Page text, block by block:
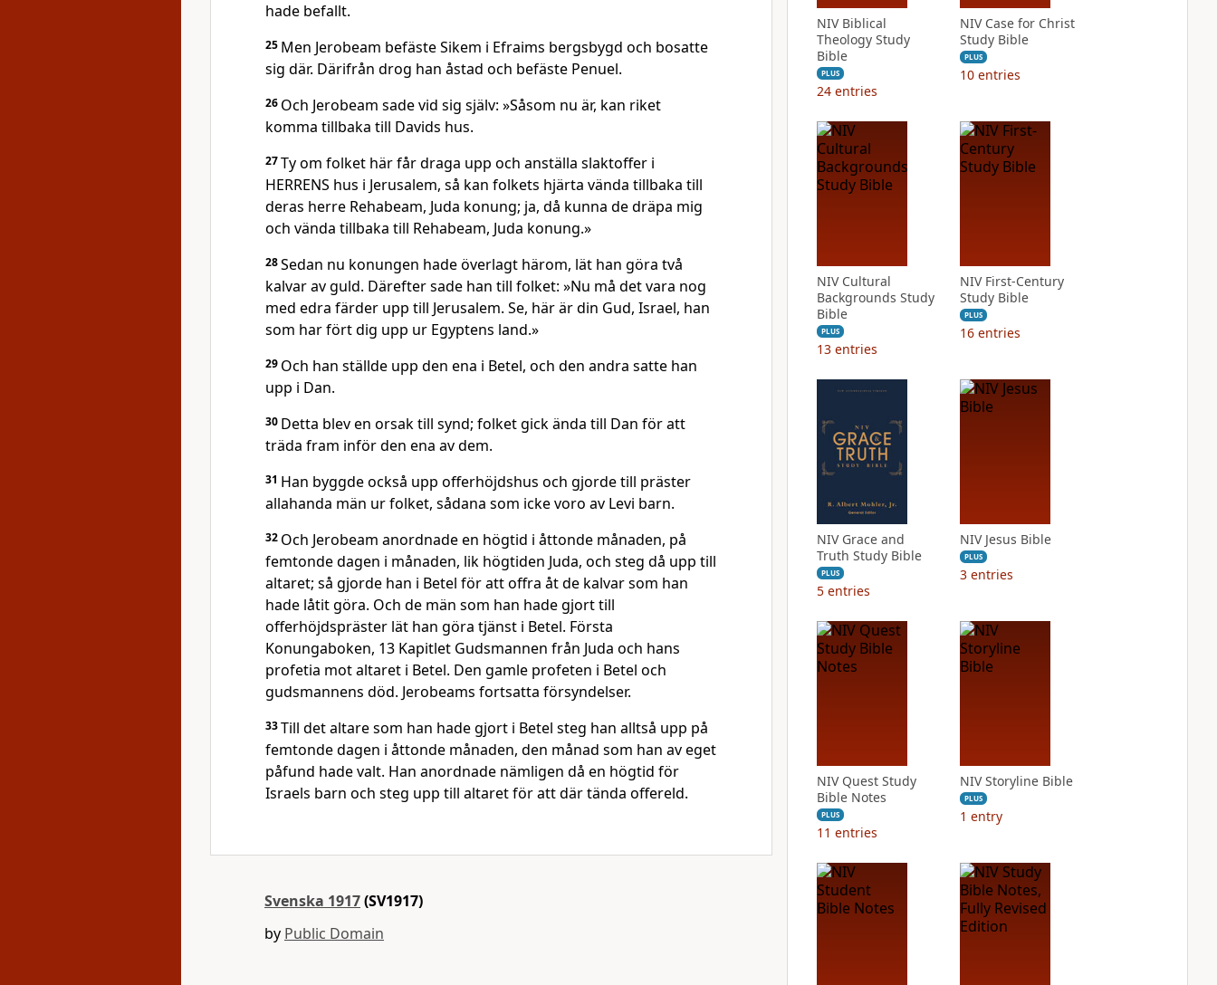
hade befallt.
25 Men Jerobeam befäste Sikem i Efraims bergsbygd och bosatte
sig där. Därifrån drog han åstad och befäste Penuel.
26 Och Jerobeam sade vid sig själv: »Såsom nu är, kan riket
komma tillbaka till Davids hus.
27Ty om folket här får draga upp och anställa slaktoffer i
HERRENS hus i Jerusalem, så kan folkets hjärta vända tillbaka till
deras herre Rehabeam, Juda konung; ja, då kunna de dräpa mig
och vända tillbaka till Rehabeam, Juda konung.»
28Sedan nu konungen hade överlagt härom, lät han göra två
kalvar av guld. Därefter sade han till folket: »Nu må det vara nog
med edra färder upp till Jerusalem. Se, här är din Gud, Israel, han
som har fört dig upp ur Egyptens land.»
29 Och han ställde upp den ena i Betel, och den andra satte han
upp i Dan.
30 Detta blev en orsak till synd; folket gick ända till Dan för att
träda fram inför den ena av dem.
31 Han byggde också upp offerhöjdshus och gjorde till präster
allahanda män ur folket, sådana som icke voro av Levi barn.
32 Och Jerobeam anordnade en högtid i åttonde månaden, på
femtonde dagen i månaden, lik högtiden Juda, och steg då upp till
altaret; så gjorde han i Betel för att offra åt de kalvar som han
hade låtit göra. Och de män som han hade gjort till
offerhöjdspräster lät han göra tjänst i Betel. Första
Konungaboken, 13 Kapitlet Gudsmannen från Juda och hans
profetia mot altaret i Betel. Den gamle profeten i Betel och
gudsmannens död. Jerobeams fortsatta försyndelser.
33Till det altare som han hade gjort i Betel steg han alltså upp på
femtonde dagen i åttonde månaden, den månad som han av eget
påfund hade valt. Han anordnade nämligen då en högtid för
Israels barn och steg upp till altaret för att där tända offereld.
Svenska 1917(SV1917)
by Public Domain
NIV Biblical
Theology Study
Bible
PLUS
24 entries
NIV Case for Christ
Study Bible
PLUS
10 entries
NIV Cultural
Backgrounds Study
Bible
PLUS
13 entries
NIV First-Century
Study Bible
PLUS
16 entries
NIV Grace and
Truth Study Bible
PLUS
5 entries
NIV Jesus Bible
PLUS
3 entries
NIV Quest Study
Bible Notes
PLUS
11 entries
NIV Storyline Bible
PLUS
1 entry